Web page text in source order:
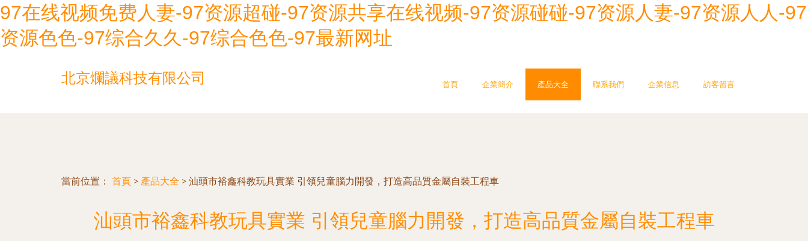
97在线视频免费人妻-97资源超碰-97资源共享在线视频-97资源碰碰-97资源人妻-97资源人人-97
资源色色-97综合久久-97综合色色-97最新网址
北京爛議科技有限公司 首頁 企業簡介 產品大全 聯系我們 企業信息 訪客留言
當前位置： 首頁 > 產品大全 > 汕頭市裕鑫科教玩具實業 引領兒童腦力開發，打造高品質金屬自裝工程車
汕頭市裕鑫科教玩具實業 引領兒童腦力開發，打造高品質金屬自裝工程車